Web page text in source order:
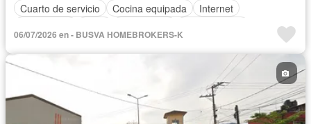
Cuarto de servicio
Cocina equipada
Internet
Sin amueblar
06/07/2026 en - BUSVA HOMEBROKERS-K